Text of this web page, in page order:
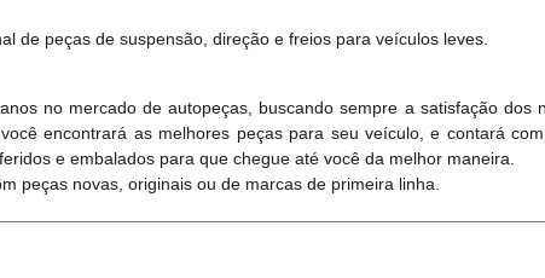
de peças de suspensão, direção e freios para veículos leves.
no mercado de autopeças, buscando sempre a satisfação dos
encontrará as melhores peças para seu veículo, e contará
e embalados para que chegue até você da melhor maneira.
peças novas, originais ou de marcas de primeira linha.